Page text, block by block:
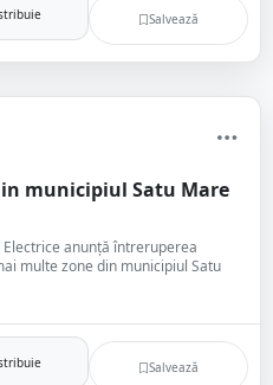
Salvează
municipiul Satu Mare
anunță întreruperea
multe zone din municipiul Satu
Salvează